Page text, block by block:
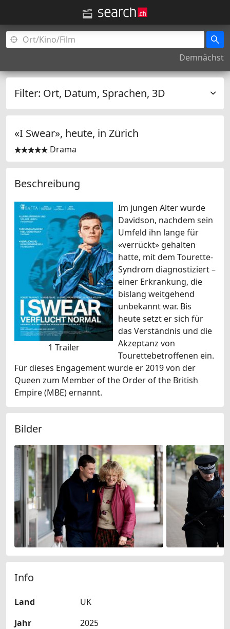
Demnächst
Filter: Ort, Datum, Sprachen, 3D
«I Swear», heute, in Zürich

 Drama
Beschreibung
1 Trailer
Im jungen Alter wurde
Davidson, nachdem sein
Umfeld ihn lange für
«verrückt» gehalten
hatte, mit dem Tourette-
Syndrom diagnostiziert –
einer Erkrankung, die
bislang weitgehend
unbekannt war. Bis
heute setzt er sich für
das Verständnis und die
Akzeptanz von
Tourettebetroffenen ein.
Für dieses Engagement wurde er 2019 von der
Queen zum Member of the Order of the British
Empire (MBE) ernannt.
Bilder
Info
Land
UK
Jahr
2025